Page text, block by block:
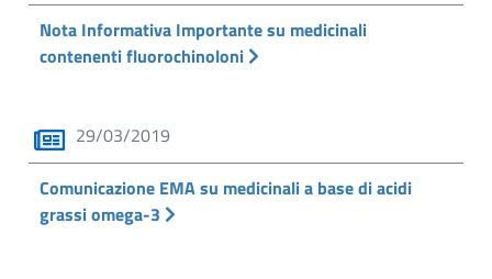
Nota Informativa Importante su medicinali
contenenti fluorochinoloni
29/03/2019
Comunicazione EMA su medicinali a base di acidi
grassi omega-3